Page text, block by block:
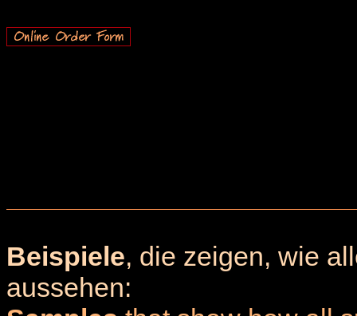
Beispiele, die zeigen, wie
aussehen: